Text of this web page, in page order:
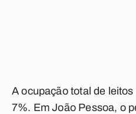
A ocupação total de
7%. Em João Pessoa, o